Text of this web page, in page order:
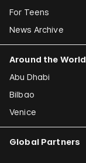
For Teens
News Archive
Around the World
Abu Dhabi
Bilbao
Venice
Global Partners